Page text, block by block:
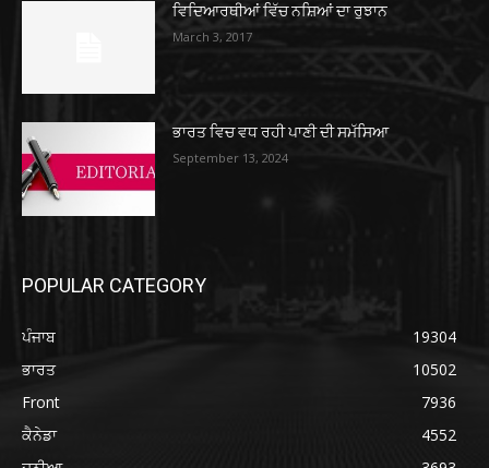
ਵਿਦਿਆਰਥੀਆਂ ਵਿੱਚ ਨਸ਼ਿਆਂ ਦਾ ਰੁਝਾਨ
March 3, 2017
ਭਾਰਤ ਵਿਚ ਵਧ ਰਹੀ ਪਾਣੀ ਦੀ ਸਮੱਸਿਆ
September 13, 2024
POPULAR CATEGORY
ਪੰਜਾਬ
19304
ਭਾਰਤ
10502
Front
7936
ਕੈਨੇਡਾ
4552